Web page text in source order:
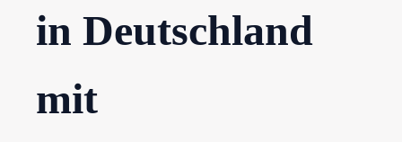
in Deutschland
mit